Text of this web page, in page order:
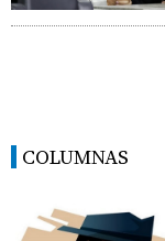
COLUMNAS